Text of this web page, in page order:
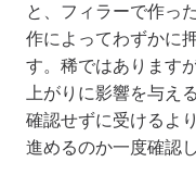
と、フィラーで作っ
作によってわずかに
す。稀ではあります
上がりに影響を与え
確認せずに受けるよ
進めるのか一度確認